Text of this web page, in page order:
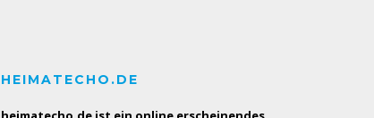
HEIMATECHO.DE